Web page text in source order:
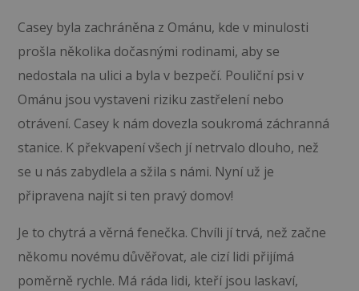
Casey byla zachráněna z Ománu, kde v minulosti
prošla několika dočasnými rodinami, aby se
nedostala na ulici a byla v bezpečí. Pouliční psi v
Ománu jsou vystaveni riziku zastřelení nebo
otrávení. Casey k nám dovezla soukromá záchranná
stanice. K překvapení všech jí netrvalo dlouho, než
se u nás zabydlela a sžila s námi. Nyní už je
připravena najít si ten pravý domov!
Je to chytrá a věrná fenečka. Chvíli jí trvá, než začne
někomu novému důvěřovat, ale cizí lidi přijímá
poměrně rychle. Má ráda lidi, kteří jsou laskaví,